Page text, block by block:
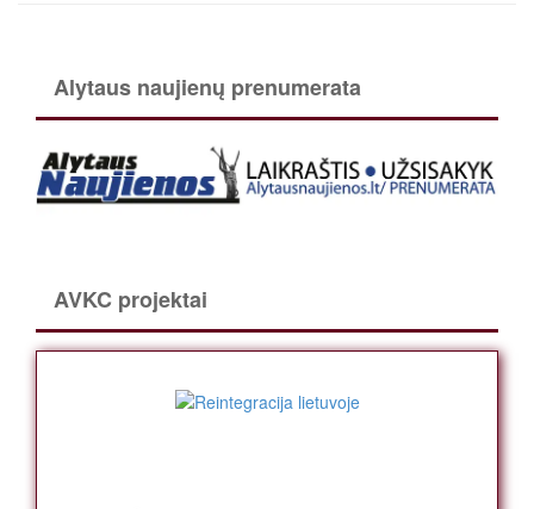
Alytaus naujienų prenumerata
AVKC projektai